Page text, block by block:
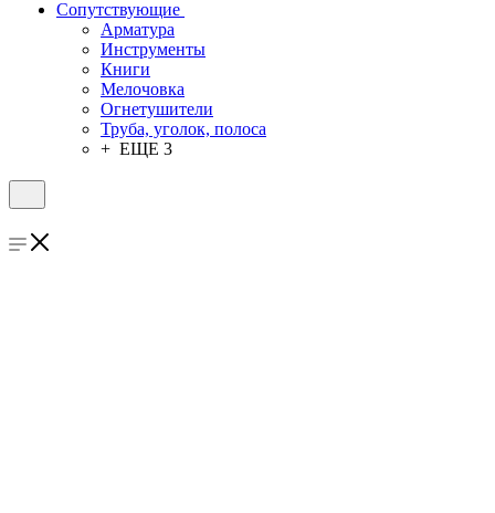
Сопутствующие
Арматура
Инструменты
Книги
Мелочовка
Огнетушители
Труба, уголок, полоса
+ ЕЩЕ 3